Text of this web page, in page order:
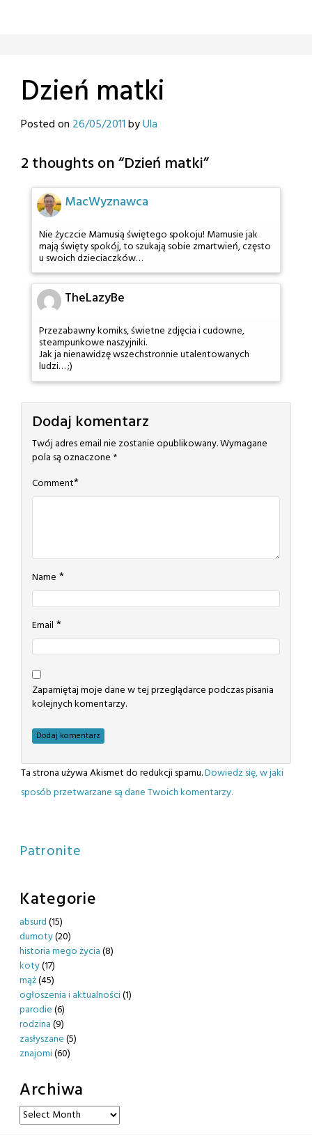
Dzień matki
Posted on 26/05/2011byUla
2 thoughts on “Dzień matki”
MacWyznawca
Nie życzcie Mamusią świętego spokoju! Mamusie jak
mają święty spokój, to szukają sobie zmartwień, często
u swoich dzieciaczków…
TheLazyBe
Przezabawny komiks, świetne zdjęcia i cudowne,
steampunkowe naszyjniki.
Jak ja nienawidzę wszechstronnie utalentowanych
ludzi… ;)
Dodaj komentarz
Twój adres email nie zostanie opublikowany.Wymagane
pola są oznaczone *
Comment*
Name *
Email *
Zapamiętaj moje dane w tej przeglądarce podczas pisania
kolejnych komentarzy.
Ta strona używa Akismet do redukcji spamu.Dowiedz się, w jaki
sposób przetwarzane są dane Twoich komentarzy.
Patronite
Kategorie
absurd(15)
durnoty(20)
historia mego życia(8)
koty(17)
mąż(45)
ogłoszenia i aktualności(1)
parodie(6)
rodzina(9)
zasłyszane(5)
znajomi(60)
Archiwa
Archiwa